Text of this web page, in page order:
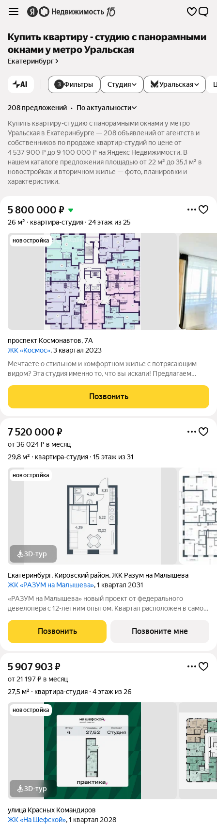
Купить квартиру - студию с панорамными
окнами у метро Уральская
Екатеринбург
AI 3 Фильтры Студия Уральская
208 предложений •
по актуальности
Купить квартиру-студию с панорамными окнами у метро
Уральская в Екатеринбурге — 208 объявлений от агентств и
собственников по продаже квартир-студий по цене от
4 537 900 ₽ до 9 100 000 ₽ на Яндекс Недвижимости. В
нашем каталоге предложения площадью от 22 м² до 35,1 м² в
новостройках и вторичном жилье — фото, планировки и
характеристики.
5 800 000 ₽
26 м² квартира-студия 24 этаж из 25
новостройка
проспект Космонавтов,7А
ЖК «Космос», 3 квартал 2023
Мечтаете о стильном и комфортном жилье с потрясающим
видом? Эта студия именно то, что вы искали! Предлагаем
кв.м, расположенную на 24 этаже современного жилого
комплекса. Из окон открывается
Позвонить
7 520 000 ₽
от 36 024 ₽ в месяц
29,8 м²
квартира-студия 15 этаж из 31
новостройка
3D-тур
Екатеринбург, Кировский район,ЖК Разум на Малышева
ЖК «РАЗУМ на Малышева», 1 квартал 2031
«РАЗУМ на Малышева» новый проект от федерального
девелопера с 12-летним опытом. Квартал расположен в самом
доступности: 8 детских садов; 7 школ; прогулочные зоны и
парки; магазины; учреждения
Позвонить Позвоните мне
5 907 903₽
от 21 197 ₽ в месяц
27,5 м²
квартира-студия 4 этаж из 26
новостройка
3D-тур
улица Красных Командиров
ЖК «На Шефской», 1 квартал 2028